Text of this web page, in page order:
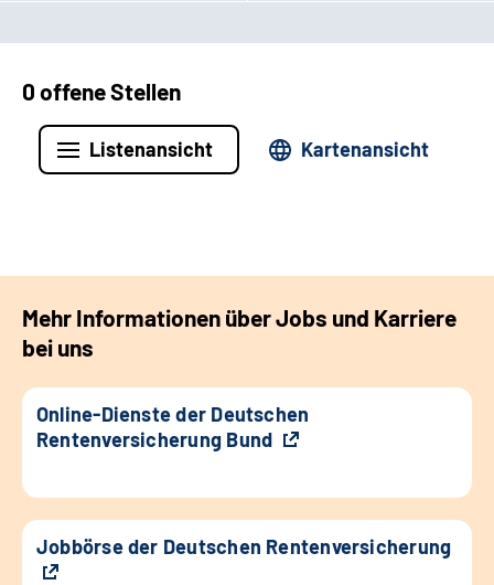
0 offene Stellen
Listenansicht Kartenansicht
Mehr Informationen über Jobs und Karriere
bei uns
Online-Dienste der Deutschen
Rentenversicherung Bund
Jobbörse der Deutschen Rentenversicherung